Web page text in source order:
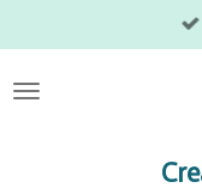
direct
naar